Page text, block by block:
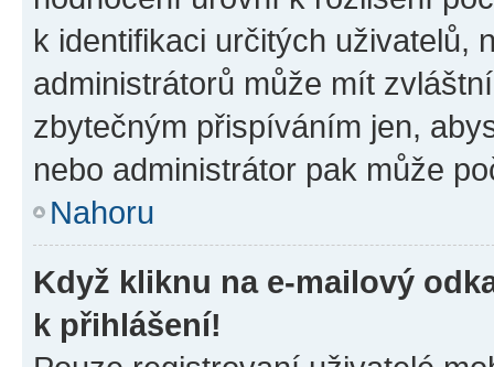
k identifikaci určitých uživatelů,
administrátorů může mít
zbytečným přispíváním jen,
nebo administrátor pak může
Nahoru
Když kliknu na e-mailový
k přihlášení!